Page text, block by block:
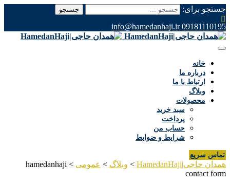
جستجو برای:
09181110195
info@hamedanhaji.ir
خانه
درباره ما
ارتباط با ما
وبلاگ
محصولات
سبد خرید
پرداخت
حساب من
شرایط و ضوابط
تماس سریع
همدان حاجی|HamedanHaji > وبلاگ > عمومی >
hamedanhaji
contact form